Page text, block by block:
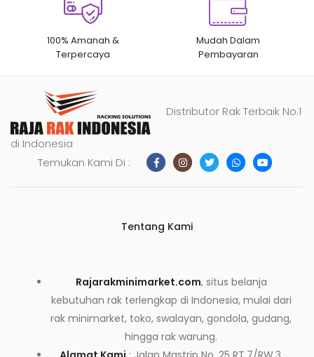
100% Amanah &
Terpercaya
Mudah Dalam
Pembayaran
Distributor Rak Terbaik No.1
di Indonesia
Temukan Kami Di :
Tentang Kami
Rajarakminimarket.com, situs belanja
kebutuhan rak terlengkap di Indonesia, mulai dari
rak minimarket, toko, swalayan, gondola, gudang,
hingga rak warung.